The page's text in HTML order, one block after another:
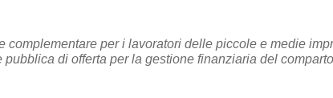
complementare per i lavoratori delle piccole e medie
di offerta per la gestione finanziaria del comparto